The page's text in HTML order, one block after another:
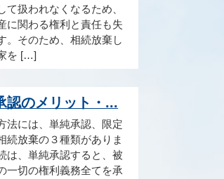
て扱われなくなるため、
に関わる権利と責任も失
。そのため、相続放棄し
を […]
認のメリット・...
法には、単純承認、限定
続放棄の３種類がありま
は、単純承認すると、被
一切の権利義務全てを承